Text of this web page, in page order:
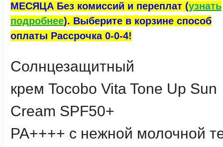
МЕСЯЦА Без комиссий и переплат (узнать
подробнее). Выберите в корзине способ
оплаты Рассрочка 0-0-4!
Солнцезащитный
крем Tocobo Vita Tone Up Sun
Cream SPF50+
PA++++ с нежной молочной